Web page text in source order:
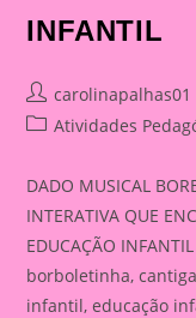
INFANTIL
Post
author:
carolinapalhas01
PostAtividades
DADO MUSICAL
INTERATIVA QUE
EDUCAÇÃO
borboletinha,
infantil, educação